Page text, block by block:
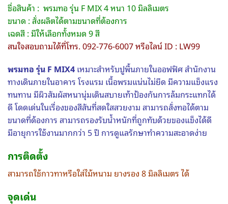
ชื่อสินค้า : พรมทอ รุ่น F MIX 4 หนา 10 มิลลิเมตร
ขนาด : สั่งผลิตได้ตามขนาดที่ต้องการ
เฉดสี : มีให้เลือกทั้งหมด 9 สี
สนใจสอบถามได้ที่โทร. 092-776-6007 หรือไลน์ ID : LW99
พรมทอ รุ่น F MIX4เหมาะสำหรับปูพื้นภายในออฟฟิศ สำนักงาน
ทางเดินภายในอาคาร โรงแรม เนื้อพรมแน่นไม่ยืด มีความแข็งแรง
ทนทาน มีผิวสัมผัสหนานุ่มเดินสบายเท้าป้องกันการล้มกระแทกได้
ดี โดดเด่นในเรื่องของสีสันที่สดใสสวยงาม สามารถสั่งทอได้ตาม
ขนาดที่ด้องการ สามารถรองรับน้ำหนักที่ถูกทับด้วยของแข็งได้ดี
มีอายุการใช้งานมากกว่า 5 ปี การดูแลรักษาทำความสะอาดง่าย
การติดตั้ง
สามารถใช้กาวทาหรือใส่ไม้หนาม ยางรอง 8 มิลลิเมตร ได้
จุดเด่น